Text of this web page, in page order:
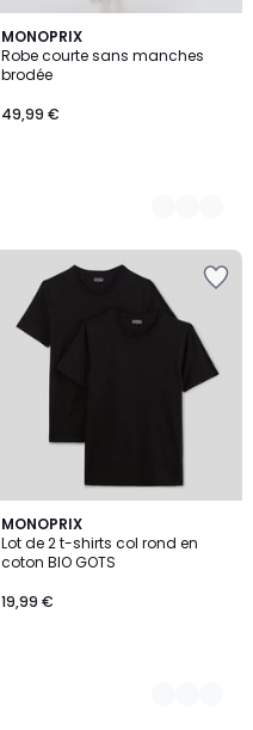
MONOPRIX
Robe courte sans manches
brodée
49,99 €
2
Couleurs
MONOPRIX
Lot de 2 t-shirts col rond en
coton BIO GOTS
19,99 €
2
Couleurs